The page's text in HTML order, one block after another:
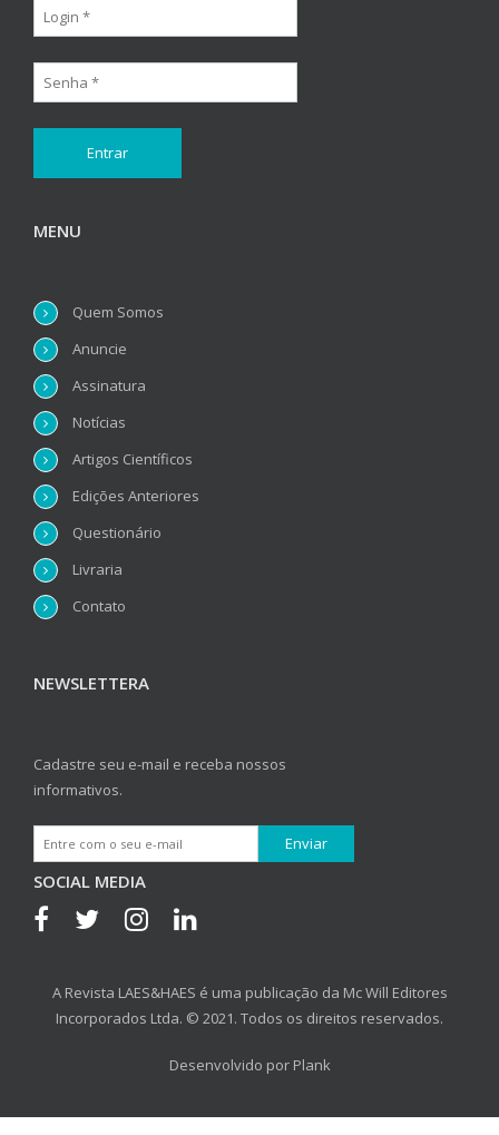
MENU
Quem Somos
Anuncie
Assinatura
Notícias
Artigos Científicos
Edições Anteriores
Questionário
Livraria
Contato
NEWSLETTERA
Cadastre seu e-mail e receba nossos
informativos.
SOCIAL MEDIA
A Revista LAES&HAES é uma publicação da Mc Will Editores
Incorporados Ltda. © 2021. Todos os direitos reservados.
Desenvolvido por Plank